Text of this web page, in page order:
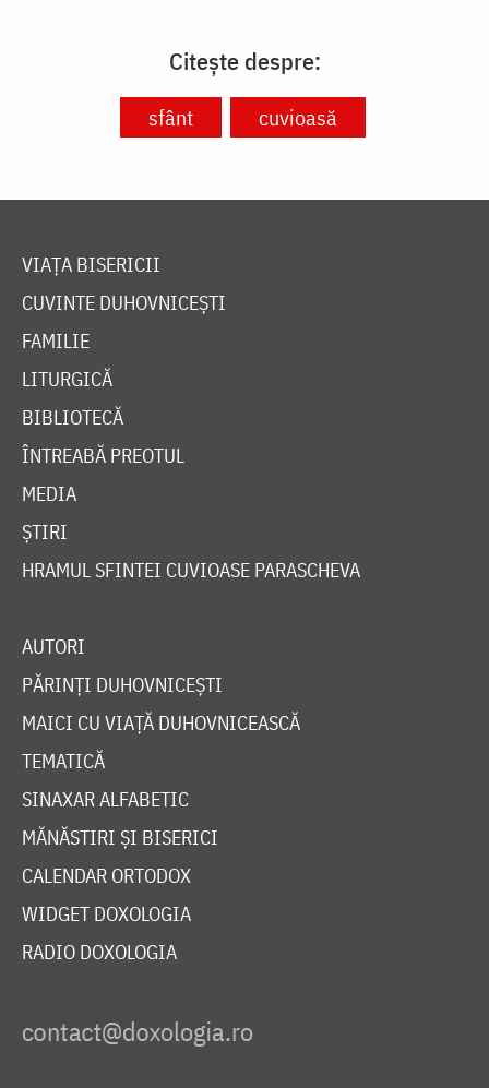
Citește despre:
sfânt cuvioasă
VIAȚA BISERICII
CUVINTE DUHOVNICEȘTI
FAMILIE
LITURGICĂ
BIBLIOTECĂ
ÎNTREABĂ PREOTUL
MEDIA
ȘTIRI
HRAMUL SFINTEI CUVIOASE PARASCHEVA
AUTORI
PĂRINȚI DUHOVNICEȘTI
MAICI CU VIAȚĂ DUHOVNICEASCĂ
TEMATICĂ
SINAXAR ALFABETIC
MĂNĂSTIRI ȘI BISERICI
CALENDAR ORTODOX
WIDGET DOXOLOGIA
RADIO DOXOLOGIA